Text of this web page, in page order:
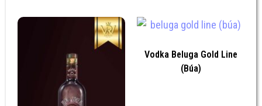
Vodka Beluga Gold Line
(Búa)